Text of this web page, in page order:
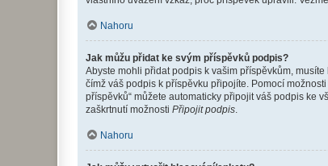
Nahoru
Jak můžu přidat ke svým příspěvků podpis?
Abyste mohli přidat podpis k vašim příspěvkům,
čímž váš podpis k příspěvku připojíte. Pomocí
příspěvků“ můžete automaticky připojit váš podpis ke
zaškrtnutí možnosti Připojit podpis
Nahoru